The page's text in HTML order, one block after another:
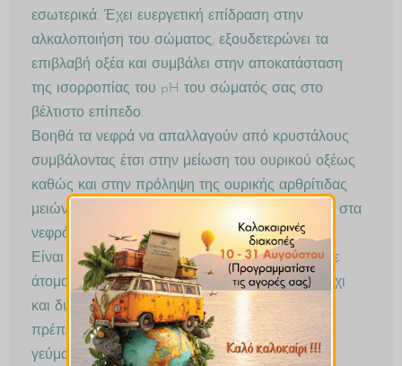
εσωτερικά. Έχει ευεργετική επίδραση στην
αλκαλοποιήση του σώματος, εξουδετερώνει τα
επιβλαβή οξέα και συμβάλει στην αποκατάσταση
της ισορροπίας του pH του σώματός σας στο
βέλτιστο επίπεδο.
Βοηθά τα νεφρά να απαλλαγούν από κρυστάλους
συμβάλοντας έτσι στην μείωση του ουρικού οξέως
καθώς και στην πρόληψη της ουρικής αρθρίτιδας
μειώνοντας τον κίνδυνο να εμφανιστούν πέτρες στα
νεφρά
Είναι ένα αντιόξινο και έχει ευεργετική δράση σε
άτομα που υποφέρουν από καούρες στο στομάχι
και δυσπεψία. Στην χρήση του ως αντιόξινο, θα
πρέπει να το λαμβάνετε 1 έως 2 ώρες μετά τα
γεύματα, με ένα γεμάτο ποτήρι νερό.